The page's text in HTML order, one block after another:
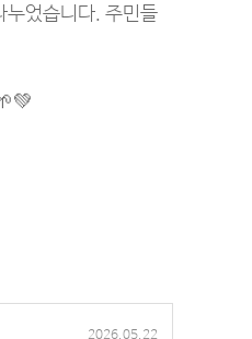
누었습니다. 주민들
2026.05.22